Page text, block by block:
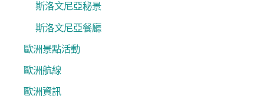
斯洛文尼亞秘景
斯洛文尼亞餐廳
歐洲景點活動
歐洲航線
歐洲資訊